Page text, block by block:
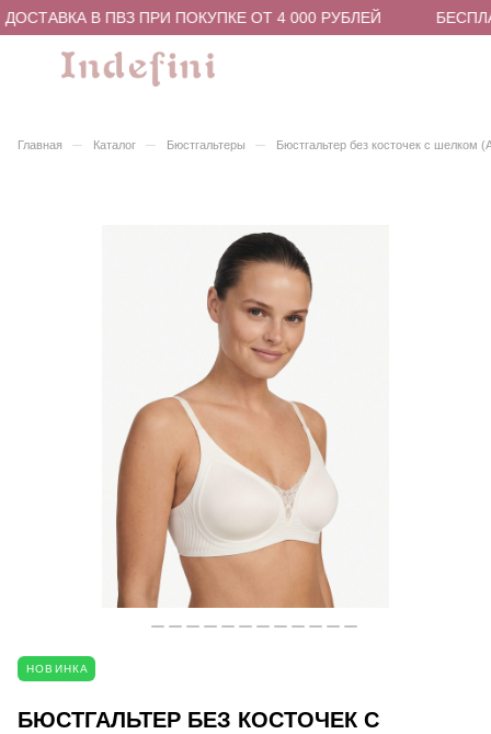
В ПВЗ ПРИ ПОКУПКЕ ОТ 4 000 РУБЛЕЙ
Главная – Каталог – Бюстгальтеры – Бюстгальтер без косточек с шелком
НОВИНКА
БЮСТГАЛЬТЕР БЕЗ КОСТОЧЕК С